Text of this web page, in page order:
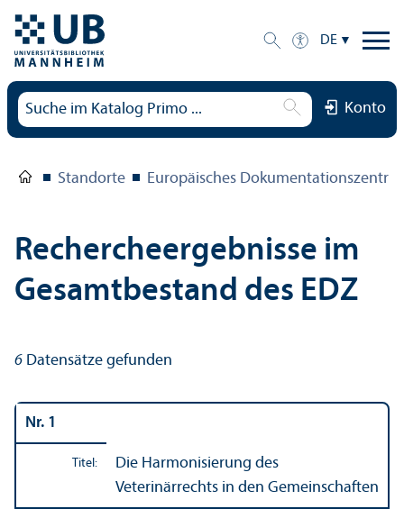
DE
Konto
Standorte Europäisches
Rechercheergebnisse im
Gesamtbestand des EDZ
6 Datensätze gefunden
Nr. 1
Titel:
Die Harmonisierung des
Veterinärrechts in den Gemeinschaften